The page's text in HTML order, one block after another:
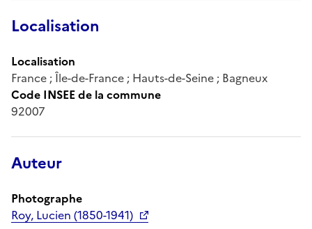
Localisation
Localisation
France ; Île-de-France ; Hauts-de-Seine ; Bagneux
Code INSEE de la commune
92007
Auteur
Photographe
Roy, Lucien (1850-1941)